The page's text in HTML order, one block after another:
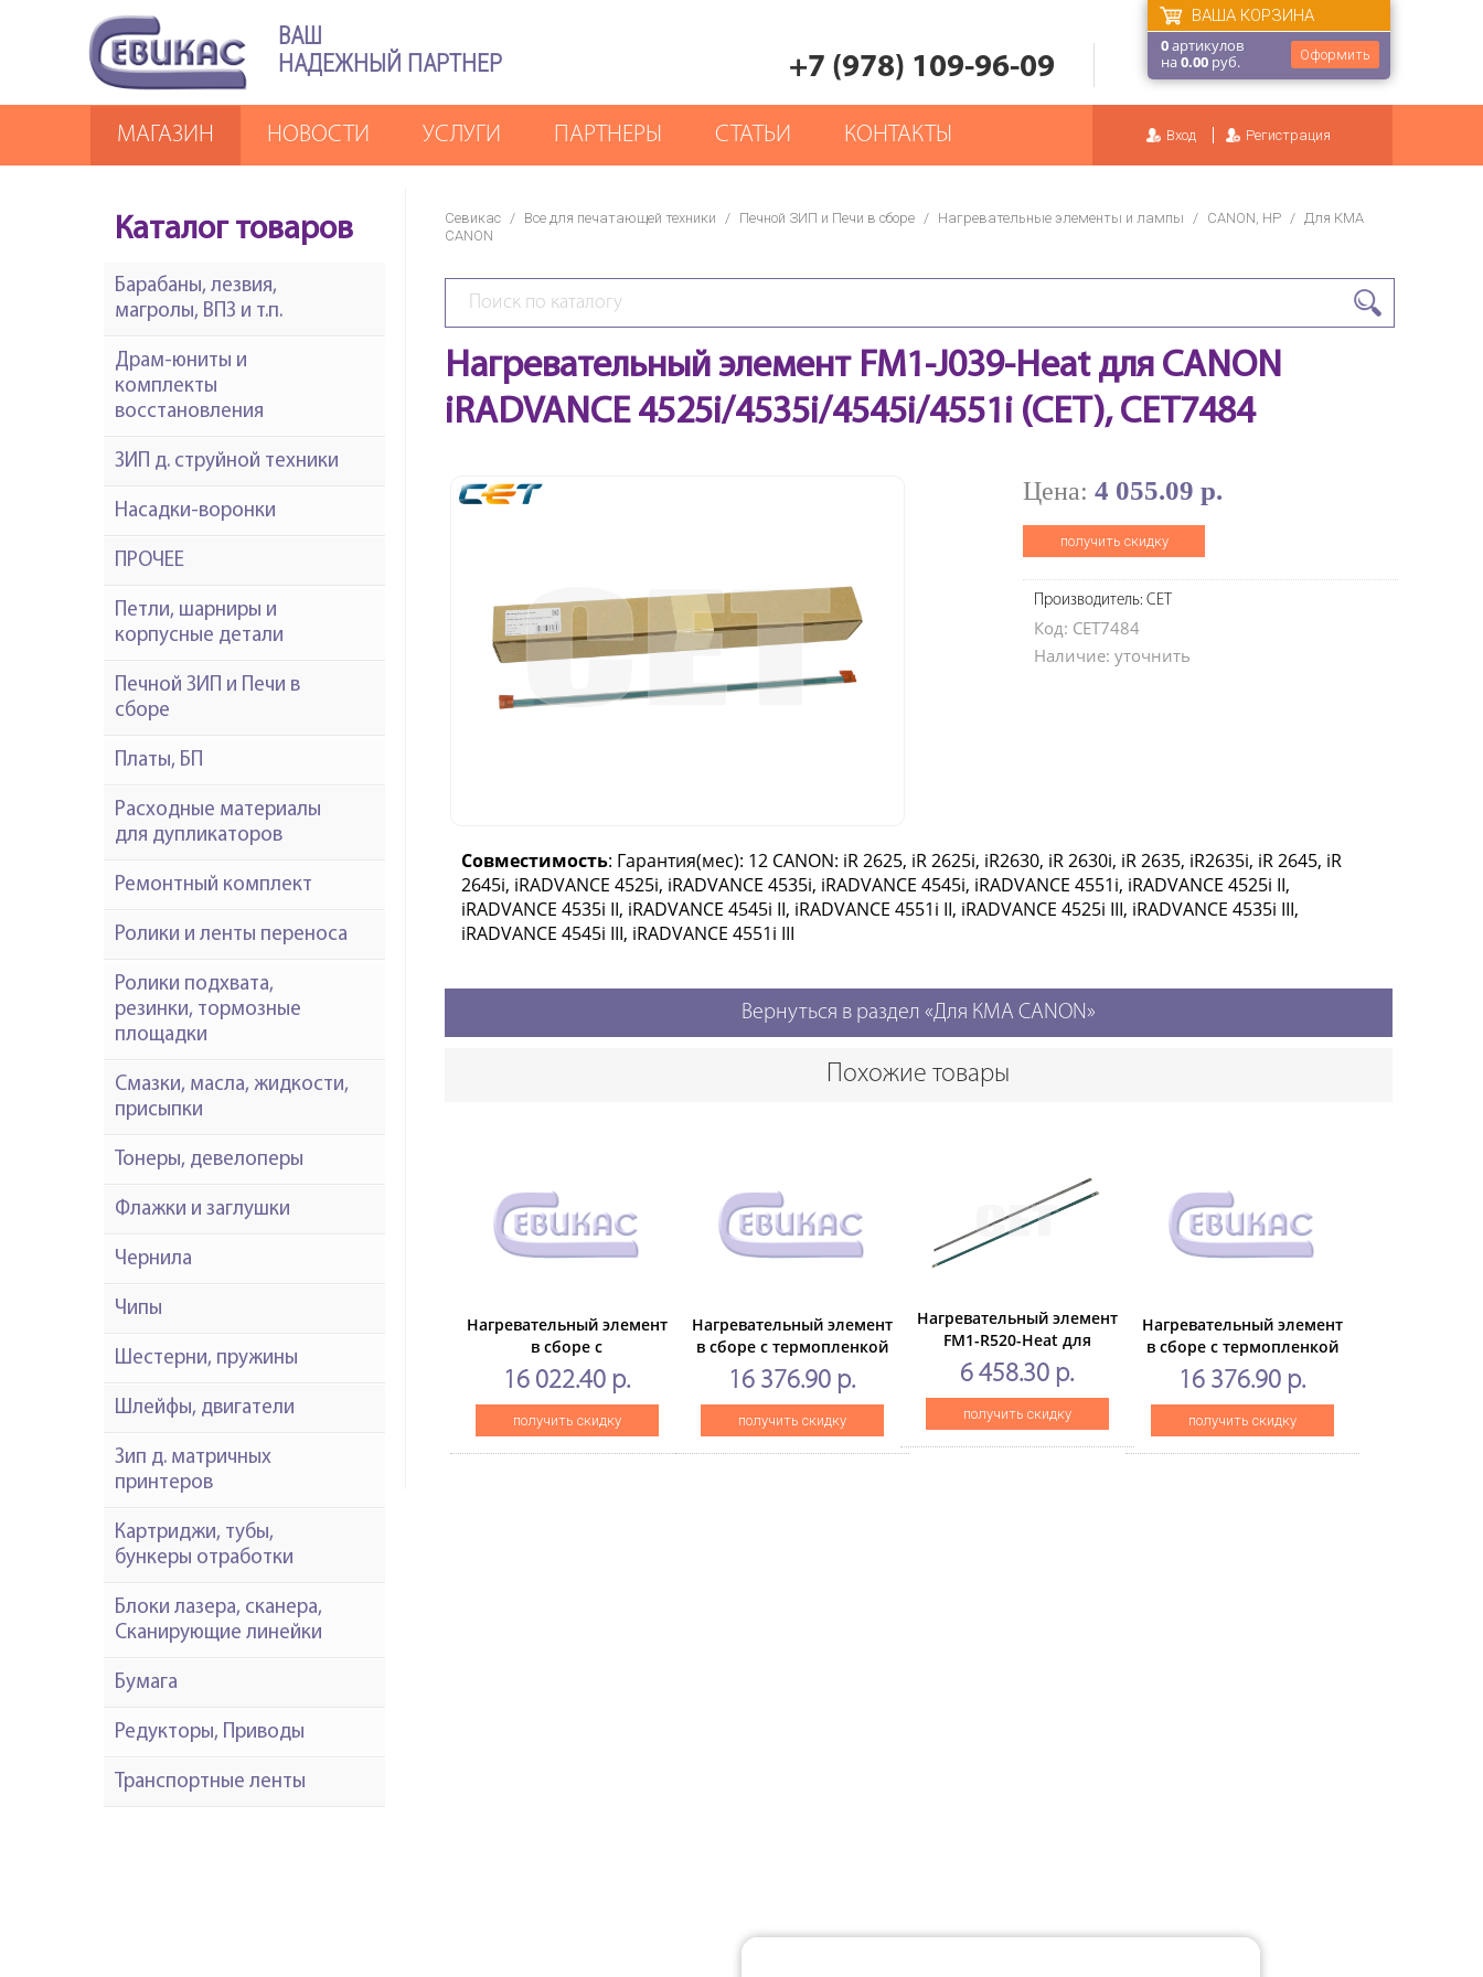
ВАШ
НАДЕЖНЫЙ ПАРТНЕР
+7 (978) 109-96-09 Оформить
ВАША КОРЗИНА
0артикулов
на0.00 руб.
Вход Регистрация
МАГАЗИН НОВОСТИ УСЛУГИ ПАРТНЕРЫ СТАТЬИ КОНТАКТЫ
Севикас / Все для печатающей техники / Печной ЗИП и Печи в сборе / Нагревательные элементы и лампы / CANON, HP / Для КМА
CANON
Нагревательный элемент FM1-J039-Heat для CANON
iRADVANCE 4525i/4535i/4545i/4551i (CET), CET7484
Цена: 4 055.09 р.
получить скидку
Производитель: CET
Код: CET7484
Наличие: уточнить
Совместимость: Гарантия(мес): 12 CANON: iR 2625, iR 2625i, iR2630, iR 2630i, iR 2635, iR2635i, iR 2645, iR
2645i, iRADVANCE 4525i, iRADVANCE 4535i, iRADVANCE 4545i, iRADVANCE 4551i, iRADVANCE 4525i II,
iRADVANCE 4535i II, iRADVANCE 4545i II, iRADVANCE 4551i II, iRADVANCE 4525i III, iRADVANCE 4535i III,
iRADVANCE 4545i III, iRADVANCE 4551i III
Вернуться в раздел «Для КМА CANON»
Похожие товары
Нагревательный элемент
в сборе с
термопленкойFM2-N005-
000 для CANON iR
ADVANCE DX
4925/4935/4945(CET),
CET451020
16 022.40 р.
получить скидку
Нагревательный элемент
в сборе с термопленкой
FM2-D370для CANON iR
ADVANCE DX
C3822/3826/3830/3835
(CET),CET451014
16 376.90 р.
получить скидку
Нагревательный элемент
FM1-R520-Heat для
CANON iRADVANCE DX
C5850/C5860/C5870 (CET),
CET291011
6 458.30 р.
получить скидку
Нагревательный элемент
в сборе с термопленкой
FM2-N009для CANON iR
ADVANCE DX
C3922/3926/3930/3935
(CET),CET451016
16 376.90 р.
получить скидку
Каталог товаров
Барабаны, лезвия,
магролы, ВПЗ и т.п.
Драм-юниты и
комплекты
восстановления
ЗИП д. струйной техники
Насадки-воронки
ПРОЧЕЕ
Петли, шарниры и
корпусные детали
Печной ЗИП и Печи в
сборе
Платы, БП
Расходные материалы
для дупликаторов
Ремонтный комплект
Ролики и ленты переноса
Ролики подхвата,
резинки, тормозные
площадки
Смазки, масла, жидкости,
присыпки
Тонеры, девелоперы
Флажки и заглушки
Чернила
Чипы
Шестерни, пружины
Шлейфы, двигатели
Зип д. матричных
принтеров
Картриджи, тубы,
бункеры отработки
Блоки лазера, сканера,
Сканирующие линейки
Бумага
Редукторы, Приводы
Транспортные ленты